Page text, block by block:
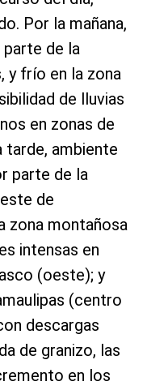
Por la mañana,
parte de la
y frío en la zona
de lluvias
en zonas de
tarde, ambiente
parte de la
de
zona montañosa
intensas en
(oeste); y
(centro
descargas
de granizo, las
en los